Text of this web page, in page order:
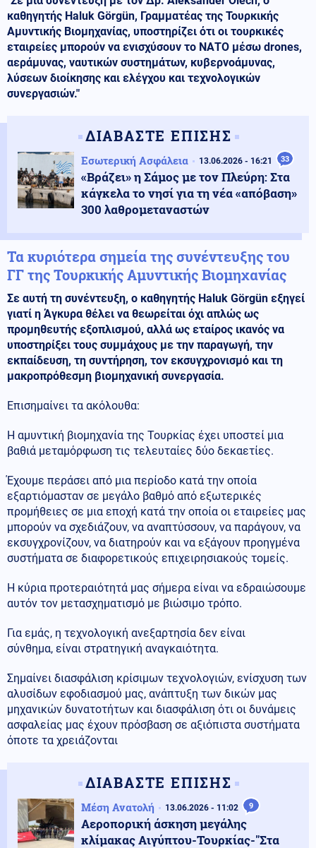
καθηγητής Haluk Görgün, Γραμματέας της Τουρκικής
Αμυντικής Βιομηχανίας, υποστηρίζει ότι οι τουρκικές
εταιρείες μπορούν να ενισχύσουν το ΝΑΤΟ μέσω drones,
αεράμυνας, ναυτικών συστημάτων, κυβερνοάμυνας,
λύσεων διοίκησης και ελέγχου και τεχνολογικών
συνεργασιών."
ΔΙΑΒΑΣΤΕ ΕΠΙΣΗΣ
Εσωτερική Ασφάλεια 13.06.2026 - 16:21 33
«Βράζει» η Σάμος με τον Πλεύρη: Στα
κάγκελα το νησί για τη νέα «απόβαση»
300 λαθρομεταναστών
Τα κυριότερα σημεία της συνέντευξης του
ΓΓ της Τουρκικής Αμυντικής Βιομηχανίας
Σε αυτή τη συνέντευξη, ο καθηγητής Haluk Görgün εξηγεί
γιατί η Άγκυρα θέλει να θεωρείται όχι απλώς ως
προμηθευτής εξοπλισμού, αλλά ως εταίρος ικανός να
υποστηρίξει τους συμμάχους με την παραγωγή, την
εκπαίδευση, τη συντήρηση, τον εκσυγχρονισμό και τη
μακροπρόθεσμη βιομηχανική συνεργασία.
Επισημαίνει τα ακόλουθα:
Η αμυντική βιομηχανία της Τουρκίας έχει υποστεί μια
βαθιά μεταμόρφωση τις τελευταίες δύο δεκαετίες.
Έχουμε περάσει από μια περίοδο κατά την οποία
εξαρτιόμασταν σε μεγάλο βαθμό από εξωτερικές
προμήθειες σε μια εποχή κατά την οποία οι εταιρείες μας
μπορούν να σχεδιάζουν, να αναπτύσσουν, να παράγουν, να
εκσυγχρονίζουν, να διατηρούν και να εξάγουν προηγμένα
συστήματα σε διαφορετικούς επιχειρησιακούς τομείς.
Η κύρια προτεραιότητά μας σήμερα είναι να εδραιώσουμε
αυτόν τον μετασχηματισμό με βιώσιμο τρόπο.
Για εμάς, η τεχνολογική ανεξαρτησία δεν είναι
σύνθημα, είναι στρατηγική αναγκαιότητα.
Σημαίνει διασφάλιση κρίσιμων τεχνολογιών, ενίσχυση των
αλυσίδων εφοδιασμού μας, ανάπτυξη των δικών μας
μηχανικών δυνατοτήτων και διασφάλιση ότι οι δυνάμεις
ασφαλείας μας έχουν πρόσβαση σε αξιόπιστα συστήματα
όποτε τα χρειάζονται
ΔΙΑΒΑΣΤΕ ΕΠΙΣΗΣ
Μέση Ανατολή 13.06.2026 - 11:02 9
Αεροπορική άσκηση μεγάλης
κλίμακας Αιγύπτου-Τουρκίας-"Στα